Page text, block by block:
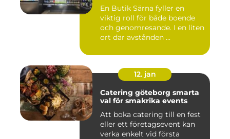
En Butik Särna fyller en
viktig roll för både boende
och genomresande. I en liten
ort där avstånden ...
12. jan
Catering göteborg smarta
val för smakrika events
Att boka catering till en fest
eller ett företagsevent kan
verka enkelt vid första